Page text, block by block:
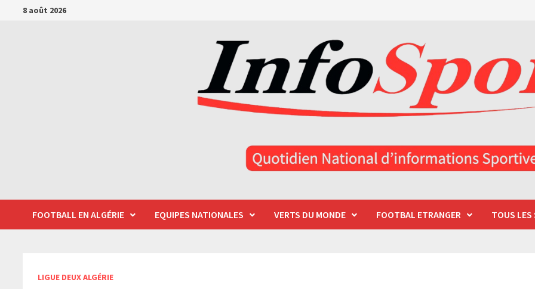
Passer8 août 2026
FOOTBALL EN ALGÉRIE EQUIPES NATIONALES VERTS DU MONDE FOOTBAL ETRANGER TOUS LES
LIGUE DEUX ALGÉRIE